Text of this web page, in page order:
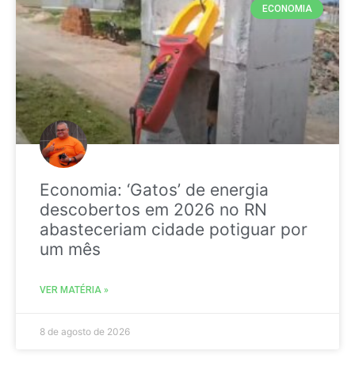
ECONOMIA
Economia: ‘Gatos’ de energia
descobertos em 2026 no RN
abasteceriam cidade potiguar por
um mês
VER MATÉRIA »
8 de agosto de 2026